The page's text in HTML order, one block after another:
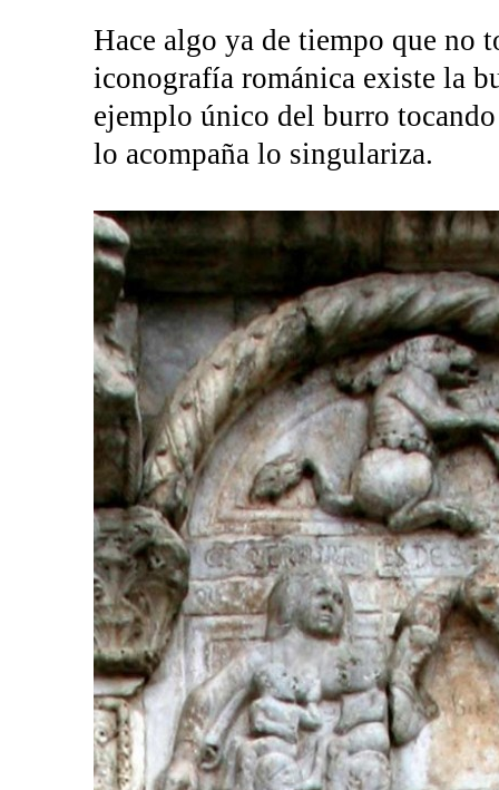
Hace algo ya de tiempo que no
iconografía románica existe la
ejemplo único del burro
lo acompaña lo singulariza.